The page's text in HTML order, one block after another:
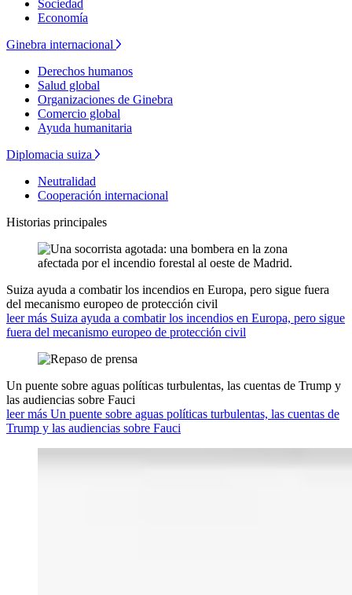
Sociedad
Economía
Ginebra internacional
Derechos humanos
Salud global
Organizaciones de Ginebra
Comercio global
Ayuda humanitaria
Diplomacia suiza
Neutralidad
Cooperación internacional
Historias principales
Suiza ayuda a combatir los incendios en Europa, pero sigue fuera
del mecanismo europeo de protección civil
leer más Suiza ayuda a combatir los incendios en Europa, pero sigue
fuera del mecanismo europeo de protección civil
Un puente sobre aguas políticas turbulentas, las cuentas de Trump y
las audiencias sobre Fauci
leer más Un puente sobre aguas políticas turbulentas, las cuentas de
Trump y las audiencias sobre Fauci